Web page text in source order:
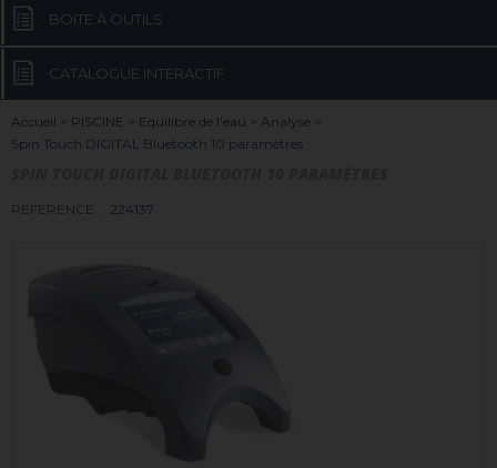
BOITE À OUTILS
CATALOGUE INTERACTIF
Accueil PISCINE Equilibre de l'eau Analyse
Spin Touch DIGITAL Bluetooth 10 paramètres
REFERENCE : 224137